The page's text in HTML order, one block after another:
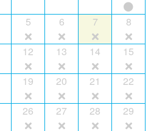
5 6 7 8
12 13 14 15
19 20 21 22
26 27 28 29